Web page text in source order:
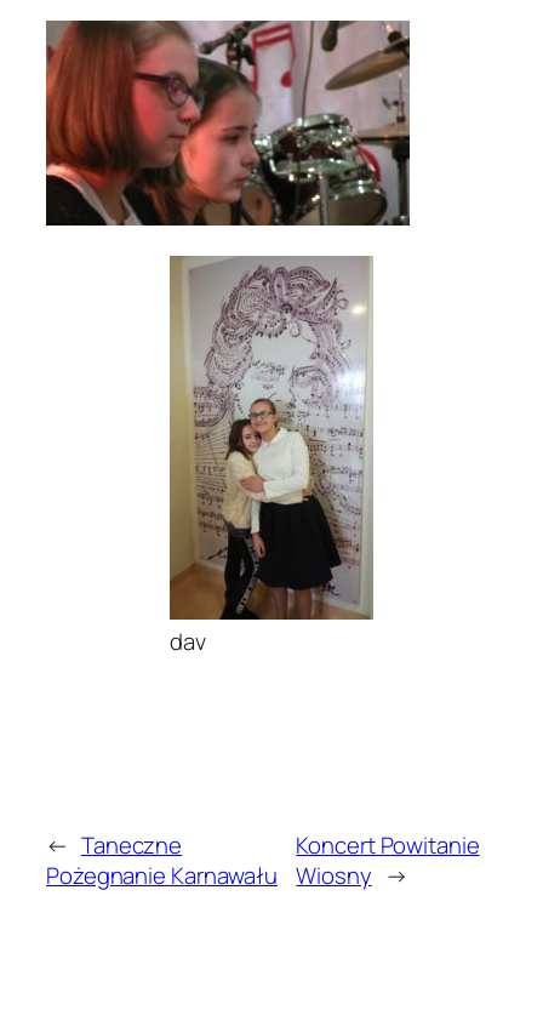
dav
← Taneczne
Pożegnanie Karnawału
Koncert Powitanie
Wiosny →